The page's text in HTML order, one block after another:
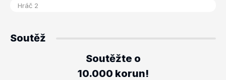
Soutěž
Soutěžte o
10.000 korun!